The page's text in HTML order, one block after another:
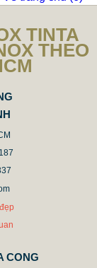
TINTA
THEO
CONG